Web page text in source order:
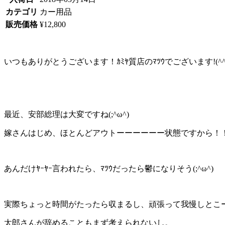
カテゴリ カー用品
販売価格 ¥12,800
いつもありがとうございます！ｶﾐﾔ質店のﾏﾂｳでございます
最近、安部総理は大変ですね(;^ω^)
嫁さんはじめ、ほとんどアウトーーーーーー状態ですから！
あんだけﾔｰﾔｰ言われたら、ﾏﾂｳだったら鬱になりそう(;^ω^)
実際ちょっと時間がたったら収まるし、頑張って我慢しとこ
太郎さんが辞めることもまず考えられないし。